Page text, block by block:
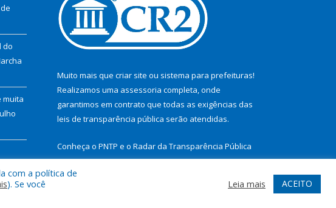
do
muita
Muito mais que criar site ou sistema para prefeituras!
Realizamos uma assessoria completa, onde
garantimos em contrato que todas as exigências das
leis de transparência pública serão atendidas.
Conheça o PNTP e o Radar da Transparência Pública
com a política de
). Se você
Leia mais ACEITO